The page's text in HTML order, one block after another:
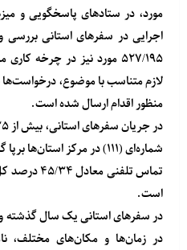
مورد، در ستادهای پاسخگویی و
اجرایی در سفرهای استانی
۵۲۷/۱۹۵ مورد نیز در چرخه
لازم متناسب با موضوع،
منظور اقدام ارسال شده است.
تماس تلفنی
است.
در سفرهای استانی یک سال گذشته
در زمان‌ها و مکان‌های مختلف،